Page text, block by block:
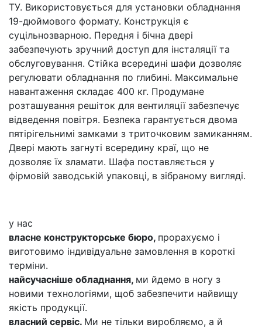
ТУ. Використовується для установки обладнання
19-дюймового формату. Конструкція є
суцільнозварною. Передня і бічна двері
забезпечують зручний доступ для інсталяції та
обслуговування. Стійка всередині шафи дозволяє
регулювати обладнання по глибині. Максимальне
навантаження складає 400 кг. Продумане
розташування решіток для вентиляції забезпечує
відведення повітря. Безпека гарантується двома
пятірігельнимі замками з триточковим замиканням.
Двері мають загнуті всередину краї, що не
дозволяє їх зламати. Шафа поставляється у
фірмовій заводській упаковці, в зібраному вигляді.
у нас
власне конструкторське бюро, прорахуємо і
виготовимо індивідуальне замовлення в короткі
терміни.
найсучасніше обладнання, ми йдемо в ногу з
новими технологіями, щоб забезпечити найвищу
якість продукції.
власний сервіс. Ми не тільки виробляємо, а й